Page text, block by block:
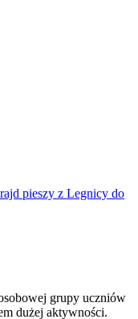
grupy uczniów
dużej aktywności.